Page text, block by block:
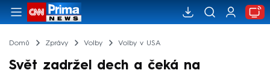
Domů Zprávy Volby Volby v USA
Svět zadržel dech a čeká na